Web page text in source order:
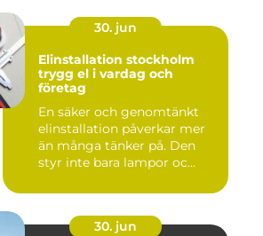
30. jun
Elinstallation stockholm
trygg el i vardag och
företag
En säker och genomtänkt
elinstallation påverkar mer
än många tänker på. Den
styr inte bara lampor oc...
30. jun